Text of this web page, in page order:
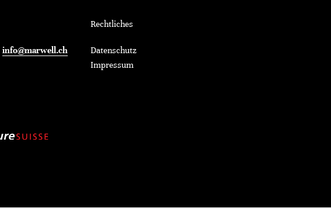
info@marwell.ch
Rechtliches
Datenschutz
Impressum